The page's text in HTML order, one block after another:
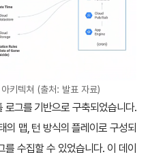
키텍쳐 (출처: 발표 자료)
그를 기반으로 구축되었습니다.
맵, 턴 방식의 플레이로 구성되
수집할 수 있었습니다. 이 데이